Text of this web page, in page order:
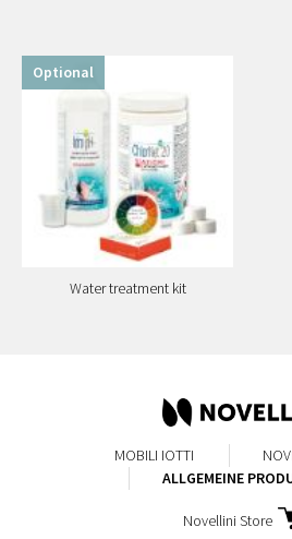
Optional
Water treatment kit
MOBILI IOTTI
ALLGEMEINE
Novellini Store